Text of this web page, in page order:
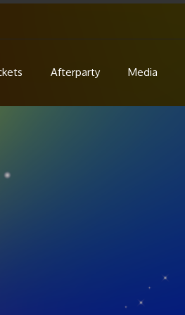
Afterparty Media